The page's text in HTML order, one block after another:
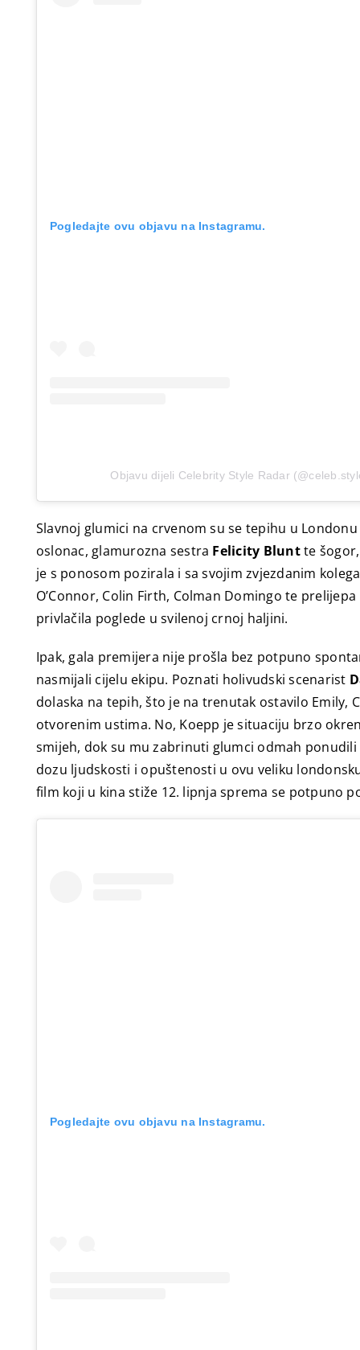
Pogledajte ovu objavu na Instagramu.
Objavu dijeli Celebrity Style Radar
Slavnoj glumici na crvenom su se tepihu u
oslonac, glamurozna sestra Felicity Bluntte
je s ponosom pozirala i sa svojim zvjezdanim
O’Connor, Colin Firth, Colman Domingo te
privlačila poglede u svilenoj crnoj haljini.
Ipak, gala premijera nije prošla bez potpuno
nasmijali cijelu ekipu. Poznati holivudski scenarist
dolaska na tepih, što je na trenutak ostavilo Emily,
otvorenim ustima. No, Koepp je situaciju brzo
smijeh, dok su mu zabrinuti glumci odmah
dozu ljudskosti i opuštenosti u ovu veliku
film koji u kina stiže 12. lipnja sprema se potpuno
Pogledajte ovu objavu na Instagramu.